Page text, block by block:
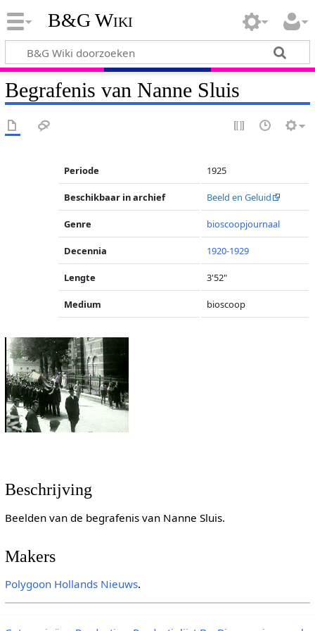
B&G Wiki
Begrafenis van Nanne Sluis
Periode 1925
Beschikbaar in archief Beeld en Geluid
Genre bioscoopjournaal
Decennia 1920-1929
Lengte 3'52"
Medium bioscoop
Beschrijving
Beelden van de begrafenis van Nanne Sluis.
Makers
Polygoon Hollands Nieuws.